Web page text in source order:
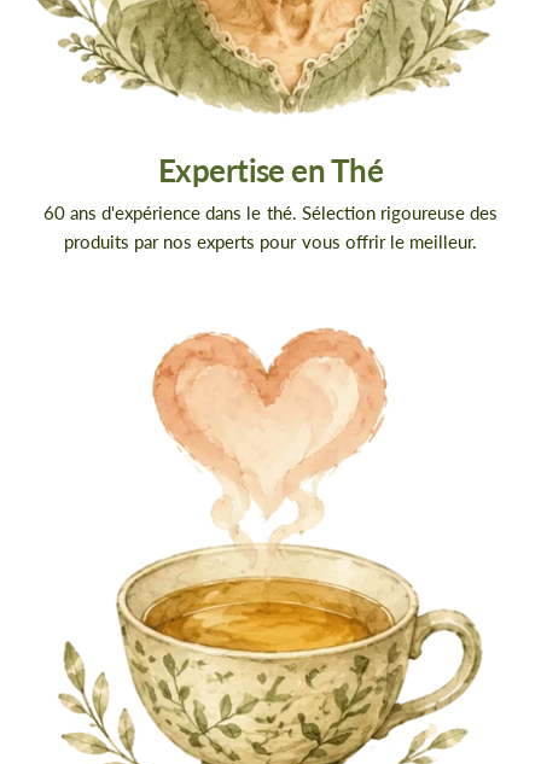
Expertise en Thé
60 ans d'expérience dans le thé. Sélection rigoureuse des
produits par nos experts pour vous offrir le meilleur.